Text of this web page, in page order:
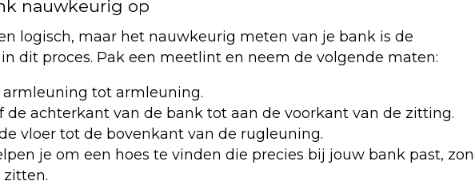
nauwkeurig op
logisch, maar het nauwkeurig meten van je bank is de
dit proces. Pak een meetlint en neem de volgende maten:
armleuning tot armleuning.
de achterkant van de bank tot aan de voorkant van de zitting.
vloer tot de bovenkant van de rugleuning.
je om een hoes te vinden die precies bij jouw bank past,
zitten.